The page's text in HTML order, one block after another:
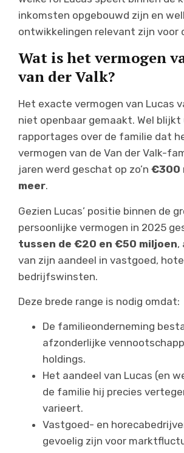
inkomsten opgebouwd zijn en
ontwikkelingen relevant zijn voor
Wat is het vermogen
van der Valk?
Het exacte vermogen van Lucas
niet openbaar gemaakt. Wel blijkt
rapportages over de familie dat
vermogen van de Van der Valk-
jaren werd geschat op zo’n €300
meer.
Gezien Lucas’ positie binnen de
persoonlijke vermogen in 2025
tussen de €20 en €50 miljoen,
van zijn aandeel in vastgoed,
bedrijfswinsten.
Deze brede range is nodig omdat:
De familieonderneming
afzonderlijke
holdings.
Het aandeel van Lucas (en
de familie hij precies
varieert.
Vastgoed- en
gevoelig zijn voor